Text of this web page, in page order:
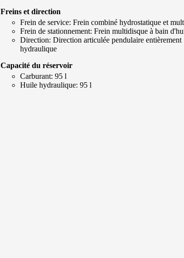
Freins et direction
Frein de service: Frein combiné hydrostatique et
Frein de stationnement: Frein multidisque à bain
Direction: Direction articulée pendulaire entièrement
hydraulique
Capacité du réservoir
Carburant: 95 l
Huile hydraulique: 95 l